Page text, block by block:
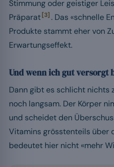
Stimmung oder geistiger
Präparat[3] . Das «schnelle
Produkte stammt eher von
Erwartungseffekt.
Und wenn ich gut versorgt
Dann gibt es schlicht nichts
noch langsam. Der Körper
und scheidet den
Vitamins grösstenteils über
bedeutet hier nicht «mehr